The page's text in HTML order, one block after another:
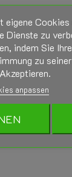
eigene
zu
indem Sie
zu
anpassen